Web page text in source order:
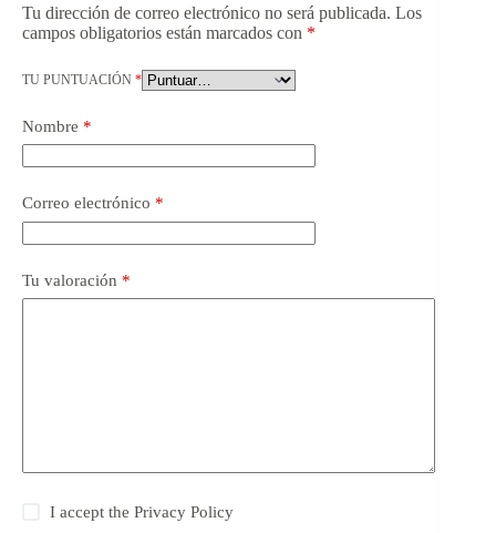
Tu dirección de correo electrónico no será publicada. Los
campos obligatorios están marcados con *
TU PUNTUACIÓN *
Nombre *
Correo electrónico *
Tu valoración *
I accept thePrivacy Policy